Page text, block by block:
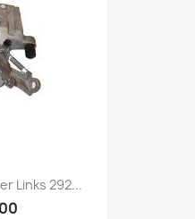
Links 292...